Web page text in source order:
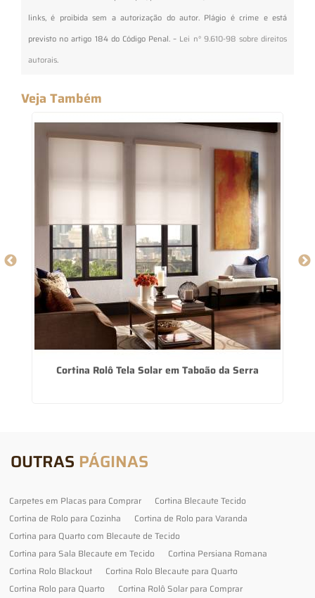
links, é proibida sem a autorização do autor. Plágio é crime e está
previsto no artigo 184 do Código Penal. – Lei n° 9.610-98 sobre direitos
autorais.
Veja Também
Cortina Rolô Tela Solar em Taboão da Serra
OUTRAS PÁGINAS
Carpetes em Placas para Comprar
Cortina Blecaute Tecido
Cortina de Rolo para Cozinha
Cortina de Rolo para Varanda
Cortina para Quarto com Blecaute de Tecido
Cortina para Sala Blecaute em Tecido
Cortina Persiana Romana
Cortina Rolo Blackout
Cortina Rolo Blecaute para Quarto
Cortina Rolo para Quarto
Cortina Rolô Solar para Comprar